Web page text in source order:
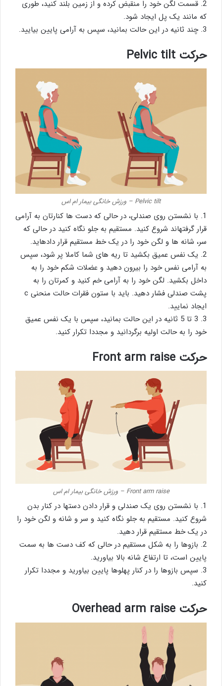
2. قسمت لگن خود را منقبض کرده و از زمین بلند کنید، طوری
که مانند یک پل ایجاد شود.
3. چند ثانیه در این حالت بمانید، سپس به آرامی پایین بیایید.
حرکت Pelvic tilt
Pelvic tilt – ورزش خانگی بیمار ام اس
1. با نشستن روی صندلی، در حالی که دست ها کنارتان به آرامی
قرار گرفتهاند شروع کنید. مستقیم به جلو نگاه کنید در حالی که
سر، شانه ها و لگن خود را در یک خط مستقیم قرار دادهاید.
2. یک نفس عمیق بکشید تا ریه های شما کاملا پر شود، سپس
به آرامی نفس خود را بیرون دهید و عضلات شکم خود را به
داخل بکشید. لگن خود را به آرامی خم کنید و کمرتان را به
پشت صندلی فشار دهید. باید با ستون فقرات حالت منحنی c
ایجاد نمایید.
3. 3 تا 5 ثانیه در این حالت بمانید، سپس با یک نفس عمیق
خود را به حالت اولیه برگردانید و مجددا تکرار کنید.
حرکت Front arm raise
Front arm raise – ورزش خانگی بیمار ام اس
1. با نشستن روی یک صندلی و قرار دادن دستها در کنار بدن
شروع کنید. مستقیم به جلو نگاه کنید و سر و شانه و لگن خود را
در یک خط مستقیم قرار دهید.
2. بازوها را به شکل مستقیم در حالی که کف دست ها به سمت
پایین است، تا ارتفاع شانه بالا بیاورید.
3. سپس بازوها را در کنار پهلوها پایین بیاورید و مجددا تکرار
کنید.
حرکت Overhead arm raise